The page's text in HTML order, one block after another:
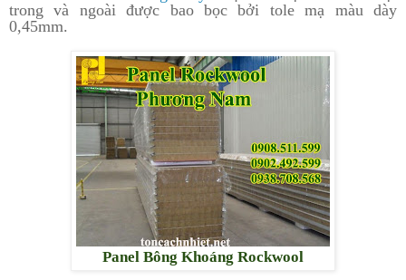
trong và ngoài được bao bọc bởi tole mạ màu dày
0,45mm.
Panel Bông Khoáng Rockwool